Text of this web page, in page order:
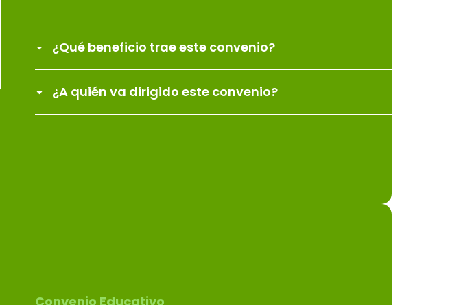
¿Qué beneficio trae este convenio?
¿A quién va dirigido este convenio?
Convenio Educativo